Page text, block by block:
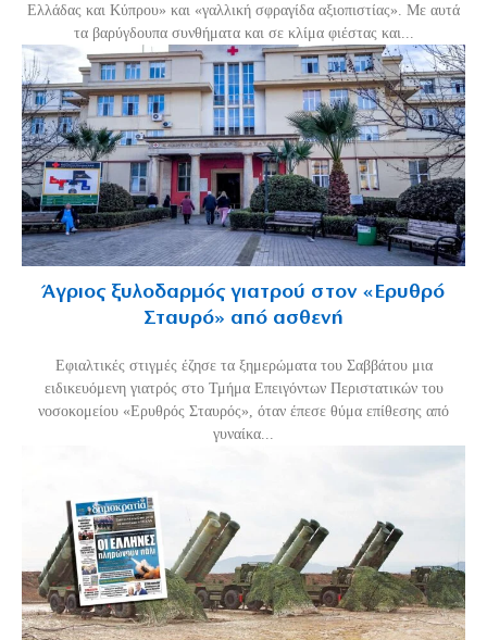
Ελλάδας και Κύπρου» και «γαλλική σφραγίδα αξιοπιστίας». Με αυτά
τα βαρύγδουπα συνθήματα και σε κλίμα φιέστας και...
Άγριος ξυλοδαρμός γιατρού στον «Ερυθρό
Σταυρό» από ασθενή
Εφιαλτικές στιγμές έζησε τα ξημερώματα του Σαββάτου μια
ειδικευόμενη γιατρός στο Τμήμα Επειγόντων Περιστατικών του
νοσοκομείου «Ερυθρός Σταυρός», όταν έπεσε θύμα επίθεσης από
γυναίκα...